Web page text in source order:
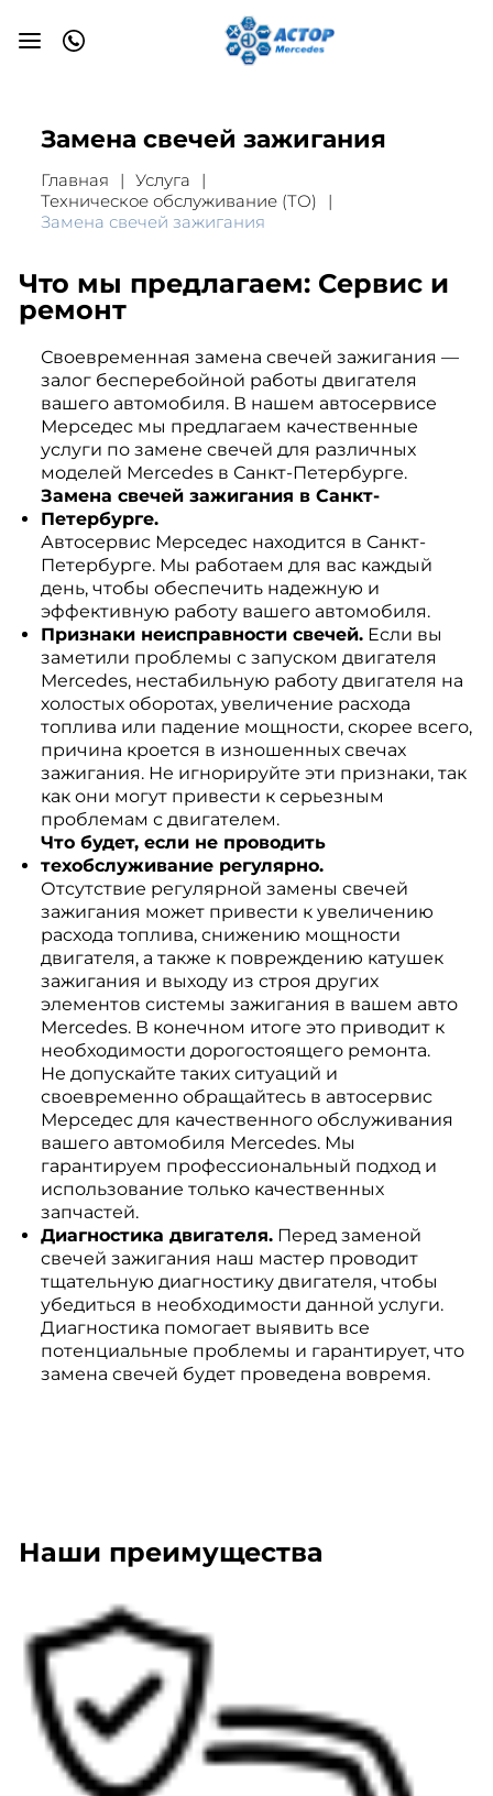
Замена свечей зажигания
Главная
Услуга
Техническое обслуживание (ТО)
Замена свечей зажигания
Что мы предлагаем: Сервис и
ремонт
Своевременная замена свечей зажигания —
залог бесперебойной работы двигателя
вашего автомобиля. В нашем автосервисе
Мерседес мы предлагаем качественные
услуги по замене свечей для различных
моделей Mercedes в Санкт-Петербурге.
Замена свечей зажигания в Санкт-
Петербурге.
Автосервис Мерседес находится в Санкт-
Петербурге. Мы работаем для вас каждый
день, чтобы обеспечить надежную и
эффективную работу вашего автомобиля.
Признаки неисправности свечей.Если вы
заметили проблемы с запуском двигателя
Mercedes, нестабильную работу двигателя на
холостых оборотах, увеличение расхода
топлива или падение мощности, скорее всего,
причина кроется в изношенных свечах
зажигания. Не игнорируйте эти признаки, так
как они могут привести к серьезным
проблемам с двигателем.
Что будет, если не проводить
техобслуживание регулярно.
Отсутствие регулярной замены свечей
зажигания может привести к увеличению
расхода топлива, снижению мощности
двигателя, а также к повреждению катушек
зажигания и выходу из строя других
элементов системы зажигания в вашем авто
Mercedes. В конечном итоге это приводит к
необходимости дорогостоящего ремонта.
Не допускайте таких ситуаций и
своевременно обращайтесь в автосервис
Мерседес для качественного обслуживания
вашего автомобиля Mercedes. Мы
гарантируем профессиональный подход и
использование только качественных
запчастей.
Диагностика двигателя.Перед заменой
свечей зажигания наш мастер проводит
тщательную диагностику двигателя, чтобы
убедиться в необходимости данной услуги.
Диагностика помогает выявить все
потенциальные проблемы и гарантирует, что
замена свечей будет проведена вовремя.
Наши преимущества